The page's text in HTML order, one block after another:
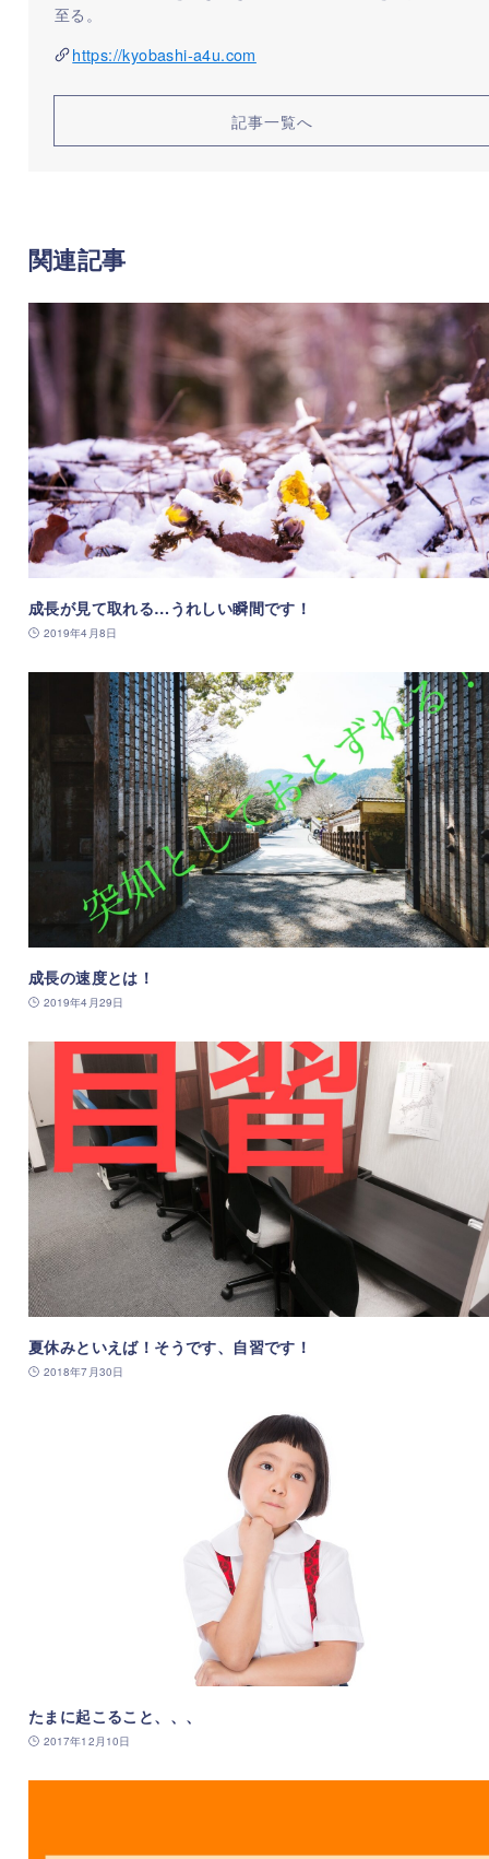
至る。
https://kyobashi-a4u.com
記事一覧へ
関連記事
成長が見て取れる…うれしい瞬間です！
2019年4月8日
成長の速度とは！
2019年4月29日
夏休みといえば！そうです、自習です！
2018年7月30日
たまに起こること、、、
2017年12月10日